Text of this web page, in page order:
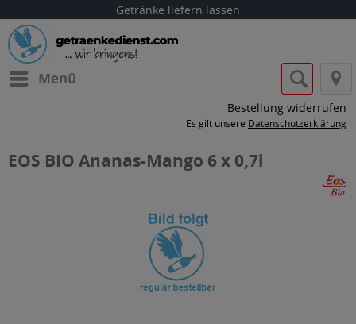
Getränke liefern lassen
Menü
Bestellung widerrufen
Es gilt unsere Datenschutzerklärung
EOS BIO Ananas-Mango 6 x 0,7l